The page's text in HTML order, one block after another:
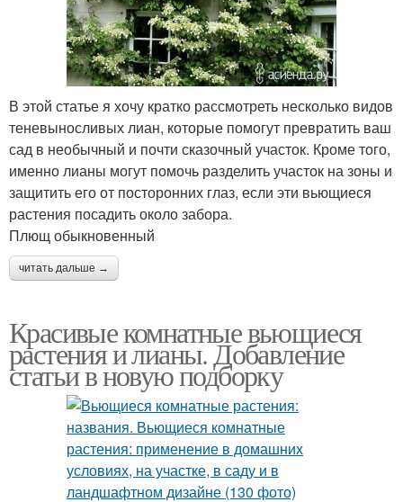
В этой статье я хочу кратко рассмотреть несколько видов
теневыносливых лиан, которые помогут превратить ваш
сад в необычный и почти сказочный участок. Кроме того,
именно лианы могут помочь разделить участок на зоны и
защитить его от посторонних глаз, если эти вьющиеся
растения посадить около забора.
Плющ обыкновенный
читать дальше →
Красивые комнатные вьющиеся
растения и лианы. Добавление
статьи в новую подборку